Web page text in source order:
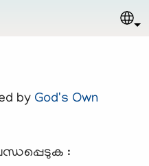
by God's Own
: